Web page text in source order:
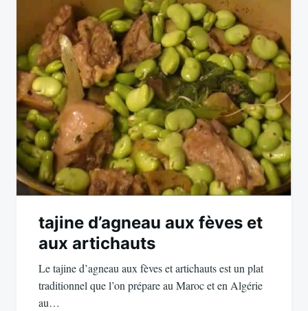
tajine d’agneau aux fèves et
aux artichauts
Le tajine d’agneau aux fèves et artichauts est un plat
traditionnel que l’on prépare au Maroc et en Algérie
au…